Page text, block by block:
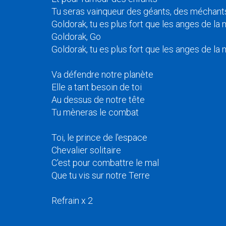
Tu seras vainqueur des géants, des
Goldorak, tu es plus fort que les anges de la
Goldorak, Go
Goldorak, tu es plus fort que les anges de la
Va défendre notre planète
Elle a tant besoin de toi
Au dessus de notre tête
Tu mèneras le combat
Toi, le prince de l'espace
Chevalier solitaire
C'est pour combattre le mal
Que tu vis sur notre Terre
Refrain x 2